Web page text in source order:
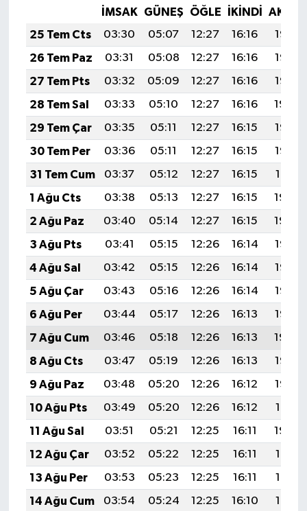
İMSAK GÜNEŞ ÖĞLE İKINDI
25 Tem Cts
03:30 05:07 12:27 16:16
19:36
26 Tem Paz
03:31 05:08 12:27 16:16
19:35
27 Tem Pts
03:32 05:09 12:27 16:16
19:35
28 Tem Sal
03:33 05:10 12:27 16:16
19:34
29 Tem Çar
03:35 05:11 12:27 16:15
19:33
30 Tem Per
03:36 05:11 12:27 16:15
19:32
31 Tem Cum
03:37 05:12 12:27 16:15
19:31
1 Ağu Cts
03:38 05:13 12:27 16:15
19:30
2 Ağu Paz
03:40 05:14 12:27 16:15
19:29
3 Ağu Pts
03:41 05:15 12:26 16:14
19:28
4 Ağu Sal
03:42 05:15 12:26 16:14
19:27
5 Ağu Çar
03:43 05:16 12:26 16:14
19:26
6 Ağu Per
03:44 05:17 12:26 16:13
19:25
7 Ağu Cum
03:46 05:18 12:26 16:13
19:24
8 Ağu Cts
03:47 05:19 12:26 16:13
19:23
9 Ağu Paz
03:48 05:20 12:26 16:12
19:22
10 Ağu Pts
03:49 05:20 12:26 16:12
19:21
11 Ağu Sal
03:51 05:21 12:25 16:11
19:20
12 Ağu Çar
03:52 05:22 12:25 16:11
19:19
13 Ağu Per
03:53 05:23 12:25 16:11
19:17
14 Ağu Cum
03:54 05:24 12:25 16:10
19:16